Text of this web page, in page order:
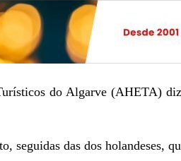
do Algarve (AHETA)
das dos holandeses,